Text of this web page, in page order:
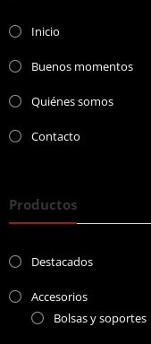
Inicio
Buenos momentos
Quiénes somos
Contacto
Productos
Destacados
Accesorios
Bolsas y soportes